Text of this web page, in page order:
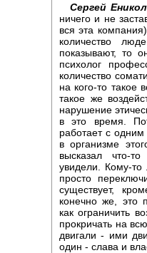
Сергей
ничего и не
вся эта
количество
показывают, то
психолог
количество
на кого-то такое
такое же
нарушение
в это время.
работает с
в организме
высказал что-
увидели. Кому-то
просто
существует,
конечно же, это
как ограничить
прокричать на
двигали - ими
один - слава и